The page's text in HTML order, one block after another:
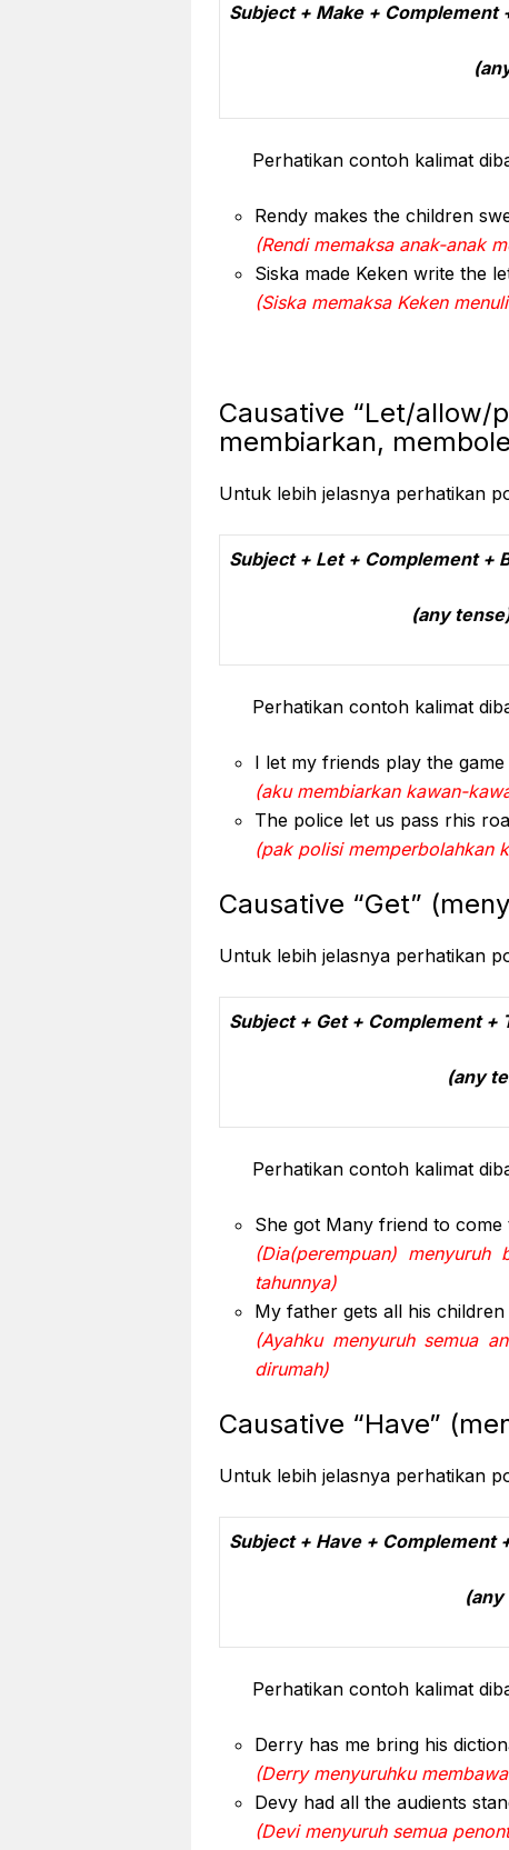
Subject + Make + Complement
(any tense)
Perhatikan contoh kalimat
Rendy makes the children
(Rendi memaksa anak-anak
Siska made Keken write the
(Siska memaksa Keken
Causative “Let/allow/
membiarkan,
Untuk lebih jelasnya perhatikan
Subject + Let + Complement +
(any tense)
Perhatikan contoh kalimat
I let my friends play the
(aku membiarkan kawan-
The police let us pass rhis
(pak polisi memperbolahkan
Causative “Get”
Untuk lebih jelasnya perhatikan
Subject + Get + Complement +
(any tense)
Perhatikan contoh kalimat
She got Many friend to
(Dia(perempuan)
tahunnya)
My father gets all his
(Ayahku menyuruh semua
dirumah)
Causative “Have”
Untuk lebih jelasnya perhatikan
Subject + Have + Complement
(any tense)
Perhatikan contoh kalimat
Derry has me bring his
(Derry menyuruhku
Devy had all the audients
(Devi menyuruh semua